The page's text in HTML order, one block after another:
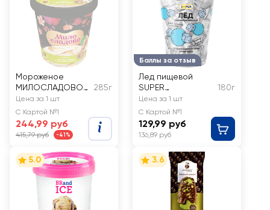
Мороженое
МИЛОСЛАДОВО
Пломбир с
ароматом ванили,
наполнителем
груша и грецким
орехом 15%, без
змж, картонный
стакан
285г
Цена за 1 шт
С Картой №1
244,99 руб
415,79 руб -41%
Баллы за отзыв
Лед пищевой
SUPER
Коктейльный
180г
Цена за 1 шт
С Картой №1
129,99 руб
136,89 руб
5.0 3.6